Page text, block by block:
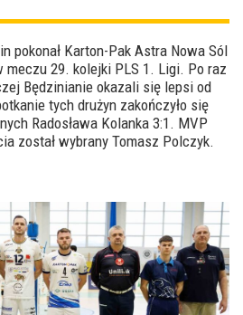
pokonał Karton-Pak Astra Nowa Sól
meczu 29. kolejki PLS 1. Ligi. Po raz
Będzinianie okazali się lepsi od
tych drużyn zakończyło się
Radosława Kolanka 3:1. MVP
został wybrany Tomasz Polczyk.